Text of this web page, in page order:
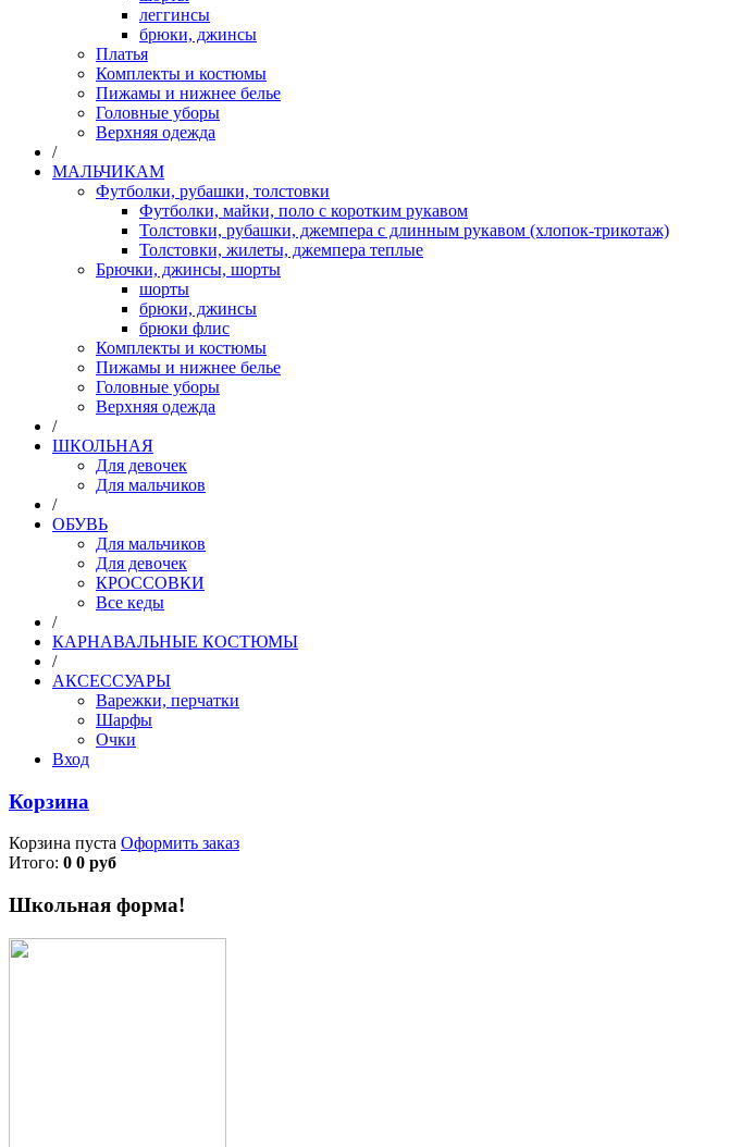
леггинсы
брюки, джинсы
Платья
Комплекты и костюмы
Пижамы и нижнее белье
Головные уборы
Верхняя одежда
/
МАЛЬЧИКАМ
Футболки, рубашки, толстовки
Футболки, майки, поло с коротким рукавом
Толстовки, рубашки, джемпера с длинным рукавом (хлопок-трикотаж)
Толстовки, жилеты, джемпера теплые
Брючки, джинсы, шорты
шорты
брюки, джинсы
брюки флис
Комплекты и костюмы
Пижамы и нижнее белье
Головные уборы
Верхняя одежда
/
ШКОЛЬНАЯ
Для девочек
Для мальчиков
/
ОБУВЬ
Для мальчиков
Для девочек
КРОССОВКИ
Все кеды
/
КАРНАВАЛЬНЫЕ КОСТЮМЫ
/
АКСЕССУАРЫ
Варежки, перчатки
Шарфы
Очки
Вход
Корзина
Корзина пуста Оформить заказ
Итого: 0 0 руб
Школьная форма!